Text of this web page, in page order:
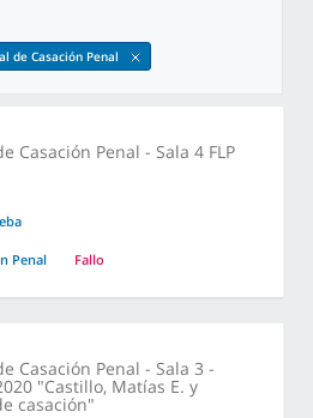
de Casación Penal
Casación Penal - Sala 4 FLP
Penal Fallo
Casación Penal - Sala 3 -
"Castillo, Matías E. y
casación"